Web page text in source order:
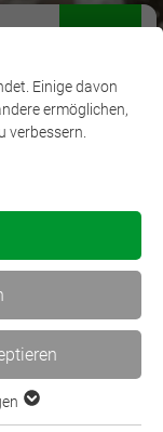
Einige davon
ermöglichen,
verbessern.